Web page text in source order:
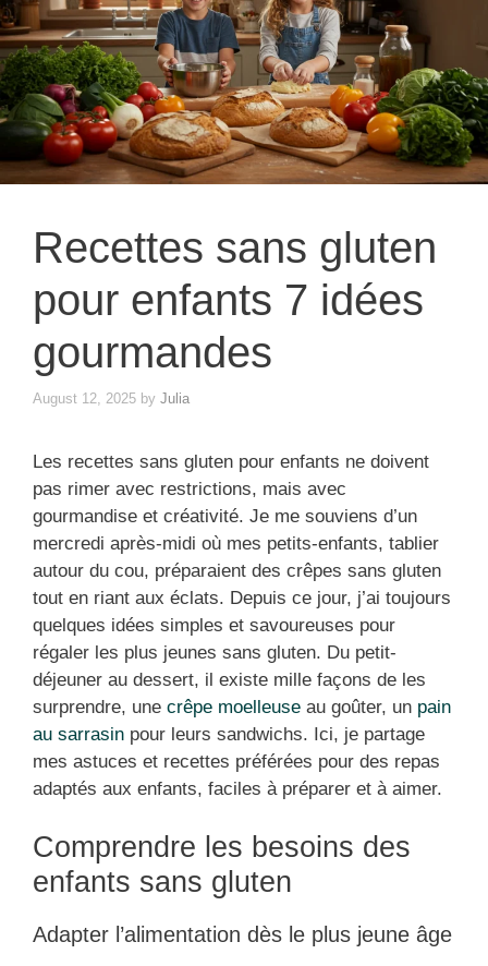
Recettes sans gluten
pour enfants 7 idées
gourmandes
August 12, 2025 by Julia
Les recettes sans gluten pour enfants ne doivent
pas rimer avec restrictions, mais avec
gourmandise et créativité. Je me souviens d’un
mercredi après-midi où mes petits-enfants, tablier
autour du cou, préparaient des crêpes sans gluten
tout en riant aux éclats. Depuis ce jour, j’ai toujours
quelques idées simples et savoureuses pour
régaler les plus jeunes sans gluten. Du petit-
déjeuner au dessert, il existe mille façons de les
surprendre, une crêpe moelleuse au goûter, un pain
au sarrasin pour leurs sandwichs. Ici, je partage
mes astuces et recettes préférées pour des repas
adaptés aux enfants, faciles à préparer et à aimer.
Comprendre les besoins des
enfants sans gluten
Adapter l’alimentation dès le plus jeune âge